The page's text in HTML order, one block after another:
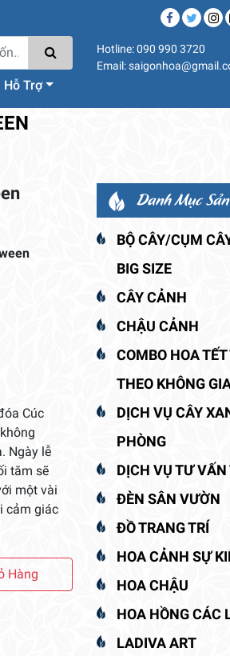
Hỗ Trợ
Hotline: 090 990 3720
Email:
Cúc
Ngày lễ
tăm sẽ
một vài
cảm giác
Hàng
Danh Mục
BỘ CÂY/CỤM
BIG SIZE
CÂY CẢNH
CHẬU CẢNH
COMBO HOA
THEO KHÔNG
DỊCH VỤ CÂY
PHÒNG
DỊCH VỤ TƯ VẤN
ĐÈN SÂN VƯỜN
ĐỒ TRANG TRÍ
HOA CẢNH SỰ
HOA CHẬU
HOA HỒNG CÁC
LADIVA ART